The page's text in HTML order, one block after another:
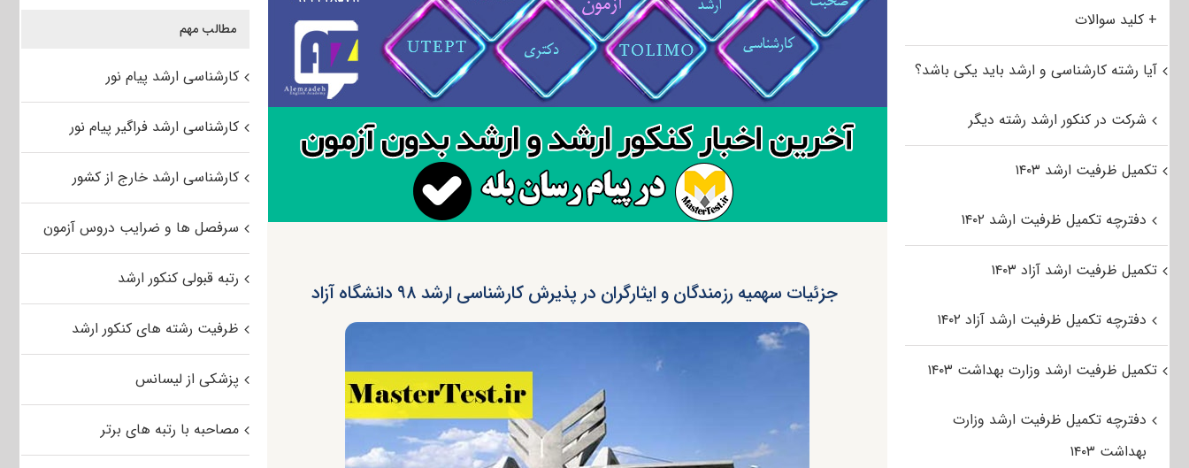
جزئیات سهمیه رزمندگان و ایثارگران در پذیرش کارشناسی ارشد ۹۸ دانشگاه آزاد
مطالب مهم
کارشناسی ارشد پیام نور
کارشناسی ارشد فراگیر پیام نور
کارشناسی ارشد خارج از کشور
سرفصل ها و ضرایب دروس آزمون
رتبه قبولی کنکور ارشد
ظرفیت رشته های کنکور ارشد
پزشکی از لیسانس
مصاحبه با رتبه های برتر
+ کلید سوالات
آیا رشته کارشناسی و ارشد باید یکی باشد؟
شرکت در کنکور ارشد رشته دیگر
تکمیل ظرفیت ارشد ۱۴۰۳
دفترچه تکمیل ظرفیت ارشد ۱۴۰۲
تکمیل ظرفیت ارشد آزاد ۱۴۰۳
دفترچه تکمیل ظرفیت ارشد آزاد ۱۴۰۲
تکمیل ظرفیت ارشد وزارت بهداشت ۱۴۰۳
دفترچه تکمیل ظرفیت ارشد وزارت
بهداشت ۱۴۰۳